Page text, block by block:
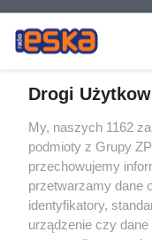
Żaden utwór
rozpowszechniany lub
tym także elektroniczny
eksploatacji w
Internecie bez pisemnej
wykorzystanie utworów w
tzn. bez właściwej
ścigane prawnie.
Drogi
My, naszych 1162
podmioty z Grupy
przechowujemy
przetwarzamy dane
identyfikatory,
urządzenie czy